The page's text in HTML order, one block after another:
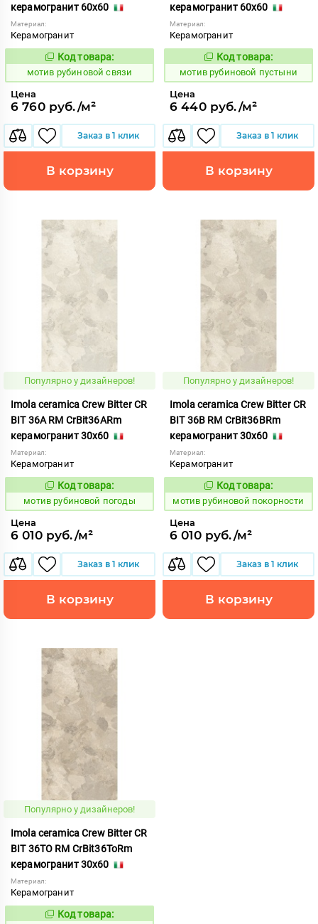
керамогранит 60x60
Материал:
Керамогранит
1041211
Код товара:
мотив рубиновой связи
Цена
6 760 руб./м²
Заказ в 1 клик
В корзину
керамогранит 60x60
Материал:
Керамогранит
1041200
Код товара:
мотив рубиновой пустыни
Цена
6 440 руб./м²
Заказ в 1 клик
В корзину
Популярно у дизайнеров!
Imola ceramica Crew Bitter CR
BIT 36A RM CrBit36ARm
керамогранит 30x60
Материал:
Керамогранит
1041196
Код товара:
мотив рубиновой погоды
Цена
6 010 руб./м²
Заказ в 1 клик
В корзину
Популярно у дизайнеров!
Imola ceramica Crew Bitter CR
BIT 36B RM CrBit36BRm
керамогранит 30x60
Материал:
Керамогранит
1041197
Код товара:
мотив рубиновой покорности
Цена
6 010 руб./м²
Заказ в 1 клик
В корзину
Популярно у дизайнеров!
Imola ceramica Crew Bitter CR
BIT 36TO RM CrBit36ToRm
керамогранит 30x60
Материал:
Керамогранит
1041198
Код товара: